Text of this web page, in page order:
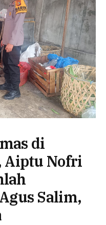
di
Aiptu Nofri
Salim,